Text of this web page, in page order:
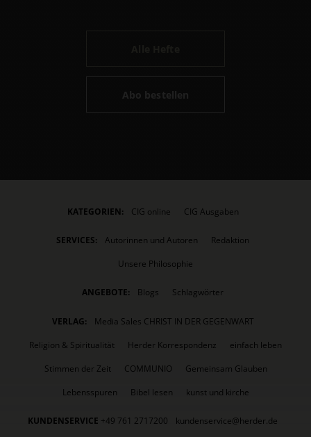
Abo bestellen
KATEGORIEN: CIG online CIG Ausgaben
SERVICES: Autorinnen und Autoren
Redaktion
Unsere Philosophie
ANGEBOTE: Blogs Schlagwörter
VERLAG:
Media Sales CHRIST IN DER GEGENWART
Religion & Spiritualität
Herder Korrespondenz
einfach leben
Stimmen der Zeit
COMMUNIO
Gemeinsam Glauben
Lebensspuren
Bibel lesen kunst und kirche
KUNDENSERVICE +49 761 2717200
kundenservice@herder.de